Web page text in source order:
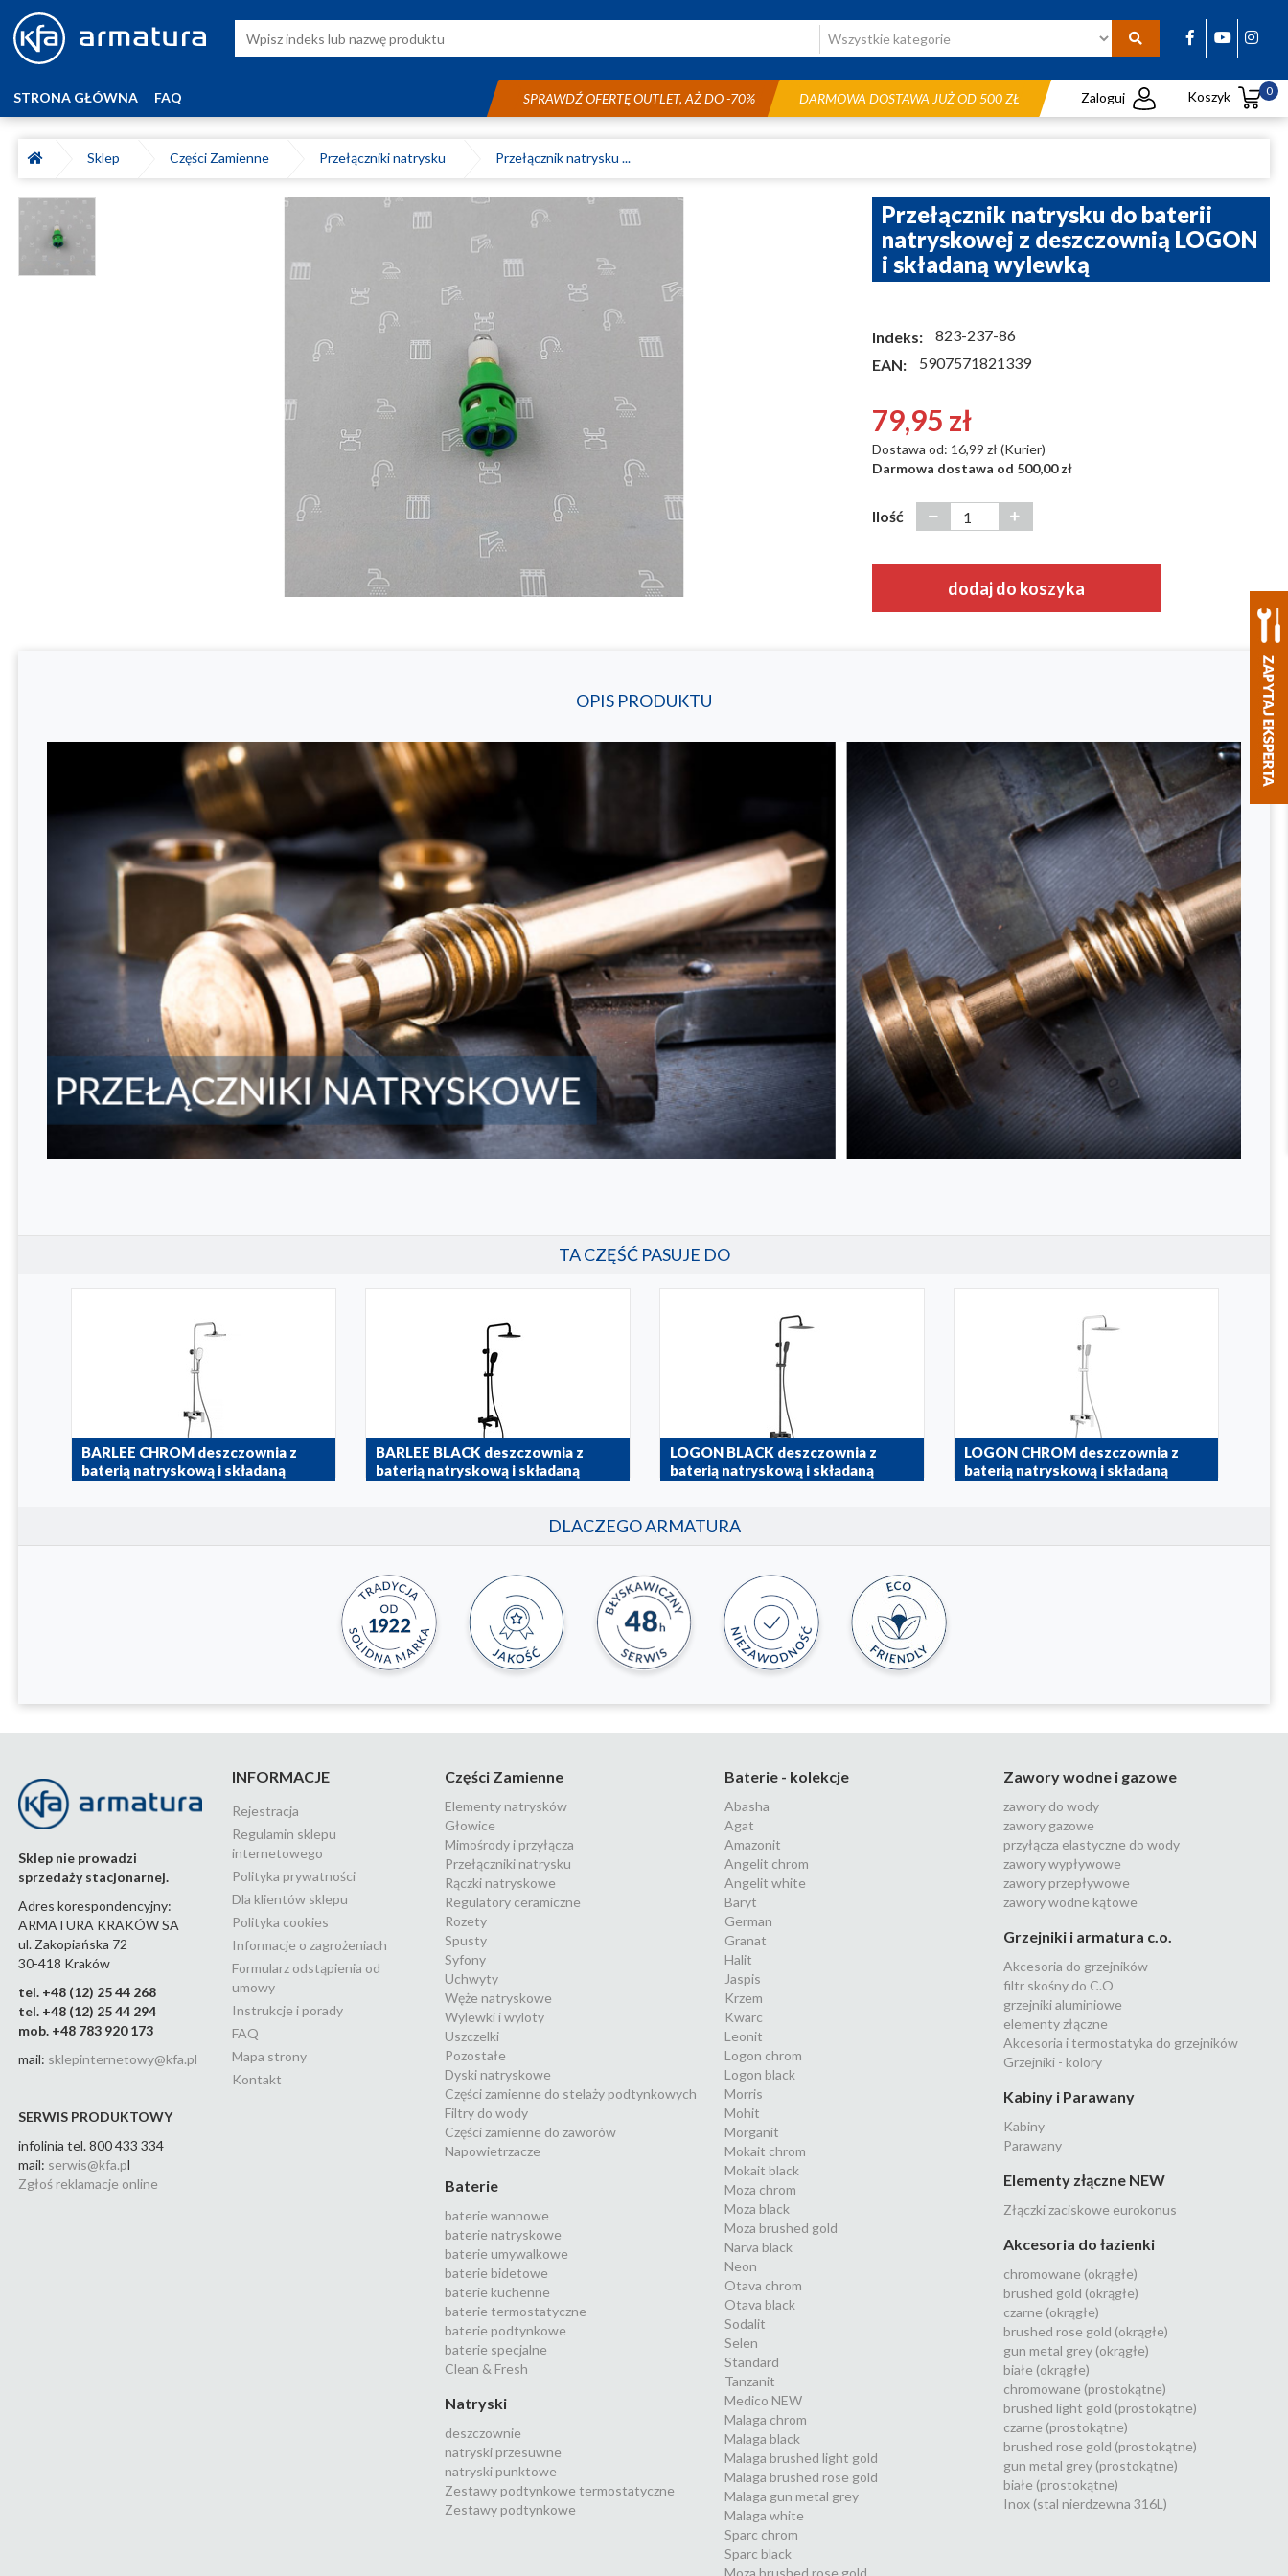
STRONA GŁÓWNA FAQ SPRAWDŹ OFERTĘ OUTLET, AŻ DO -70% DARMOWA DOSTAWA JUŻ OD 500 ZŁ Zaloguj Koszyk 0
Sklep Części Zamienne Przełączniki natrysku Przełącznik natrysku ...
Przełącznik natrysku do baterii
natryskowej z deszczownią LOGON
i składaną wylewką
Indeks:
823-237-86
EAN:
5907571821339
79,95 zł
Dostawa od: 16,99 zł (Kurier)
Darmowa dostawa od 500,00 zł
Ilość
dodaj do koszyka
OPIS PRODUKTU
TA CZĘŚĆ PASUJE DO
BARLEE CHROM deszczownia z
baterią natryskową i składaną
BARLEE BLACK deszczownia z
baterią natryskową i składaną
LOGON BLACK deszczownia z
baterią natryskową i składaną
5136-915-81
LOGON CHROM deszczownia z
baterią natryskową i składaną
DLACZEGO ARMATURA
Sklep nie prowadzi
sprzedaży stacjonarnej.
Adres korespondencyjny:
ARMATURA KRAKÓW SA
ul. Zakopiańska 72
30-418 Kraków
tel. +48 (12) 25 44 268
tel. +48 (12) 25 44 294
mob. +48 783 920 173
mail: sklepinternetowy@kfa.pl
SERWIS PRODUKTOWY
infolinia tel. 800 433 334
mail: serwis@kfa.pl
Zgłoś reklamacje online
INFORMACJE
Rejestracja
Regulamin sklepu
internetowego
Polityka prywatności
Dla klientów sklepu
Polityka cookies
Informacje o zagrożeniach
Formularz odstąpienia od
umowy
Instrukcje i porady
FAQ
Mapa strony
Kontakt
Części Zamienne
Elementy natrysków
Głowice
Mimośrody i przyłącza
Przełączniki natrysku
Rączki natryskowe
Regulatory ceramiczne
Rozety
Spusty
Syfony
Uchwyty
Węże natryskowe
Wylewki i wyloty
Uszczelki
Pozostałe
Dyski natryskowe
Części zamienne do stelaży podtynkowych
Filtry do wody
Części zamienne do zaworów
Napowietrzacze
Baterie
baterie wannowe
baterie natryskowe
baterie umywalkowe
baterie bidetowe
baterie kuchenne
baterie termostatyczne
baterie podtynkowe
baterie specjalne
Clean & Fresh
Natryski
deszczownie
natryski przesuwne
natryski punktowe
Zestawy podtynkowe termostatyczne
Zestawy podtynkowe
Baterie - kolekcje
Abasha
Agat
Amazonit
Angelit chrom
Angelit white
Baryt
German
Granat
Halit
Jaspis
Krzem
Kwarc
Leonit
Logon chrom
Logon black
Morris
Mohit
Morganit
Mokait chrom
Mokait black
Moza chrom
Moza black
Moza brushed gold
Narva black
Neon
Otava chrom
Otava black
Sodalit
Selen
Standard
Tanzanit
Medico NEW
Malaga chrom
Malaga black
Malaga brushed light gold
Malaga brushed rose gold
Malaga gun metal grey
Malaga white
Sparc chrom
Sparc black
Zawory wodne i gazowe
zawory do wody
zawory gazowe
przyłącza elastyczne do wody
zawory wypływowe
zawory przepływowe
zawory wodne kątowe
Grzejniki i armatura c.o.
Akcesoria do grzejników
filtr skośny do C.O
grzejniki aluminiowe
elementy złączne
Akcesoria i termostatyka do grzejników
Grzejniki - kolory
Kabiny i Parawany
Kabiny
Parawany
Elementy złączne NEW
Złączki zaciskowe eurokonus
Akcesoria do łazienki
chromowane (okrągłe)
brushed gold (okrągłe)
czarne (okrągłe)
brushed rose gold (okrągłe)
gun metal grey (okrągłe)
białe (okrągłe)
chromowane (prostokątne)
brushed light gold (prostokątne)
czarne (prostokątne)
brushed rose gold (prostokątne)
gun metal grey (prostokątne)
białe (prostokątne)
Inox (stal nierdzewna 316L)